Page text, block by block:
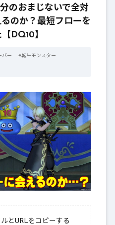
のおまじないで全対
のか？最短フローを
DQ10】
バー #転生モンスター
とURLをコピーする